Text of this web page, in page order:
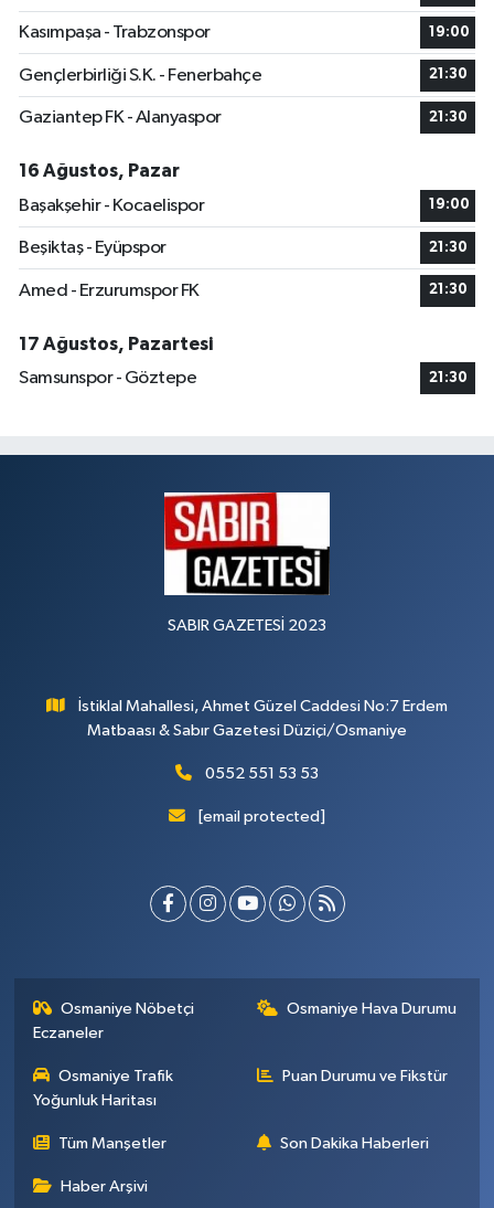
Kasımpaşa - Trabzonspor 19:00
Gençlerbirliği S.K. - Fenerbahçe 21:30
Gaziantep FK - Alanyaspor 21:30
16 Ağustos, Pazar
Başakşehir - Kocaelispor
19:00
Beşiktaş - Eyüpspor 21:30
Amed - Erzurumspor FK 21:30
17 Ağustos, Pazartesi
Samsunspor - Göztepe
21:30
SABIR GAZETESİ 2023
İstiklal Mahallesi, Ahmet Güzel Caddesi No:7 Erdem
Matbaası & Sabır Gazetesi Düziçi/Osmaniye
0552 551 53 53
[email protected]
Osmaniye Nöbetçi
Eczaneler
Osmaniye Hava Durumu
Osmaniye Trafik
Yoğunluk Haritası
Puan Durumu ve Fikstür
Tüm Manşetler Son Dakika Haberleri
Haber Arşivi